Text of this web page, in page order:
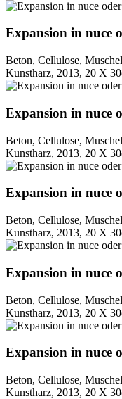
Expansion in nuce
Beton, Cellulose,
Kunstharz, 2013, 20 X
Expansion in nuce
Beton, Cellulose,
Kunstharz, 2013, 20 X
Expansion in nuce
Beton, Cellulose,
Kunstharz, 2013, 20 X
Expansion in nuce
Beton, Cellulose,
Kunstharz, 2013, 20 X
Expansion in nuce
Beton, Cellulose,
Kunstharz, 2013, 20 X